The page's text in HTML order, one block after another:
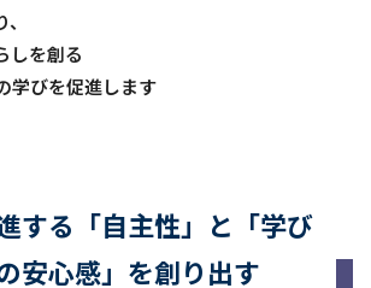
しを創る
学びを促進します
する「自主性」と「学び
安心感」を創り出す